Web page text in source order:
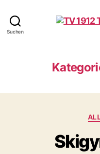
Suchen